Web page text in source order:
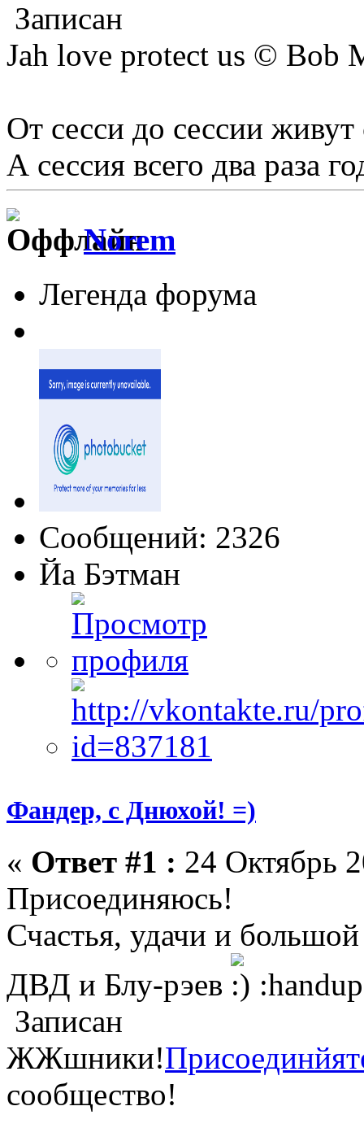
Записан
Jah love protect us © Bob
От сесси до сессии живут
А сессия всего два раза
Norem
Легенда форума
Сообщений: 2326
Йа Бэтман
Фандер, с Днюхой! =)
« Ответ #1 : 24 Октябрь
Присоединяюсь!
Счастья, удачи и
ДВД и Блу-рэев
Записан
ЖЖшники!
сообщество!